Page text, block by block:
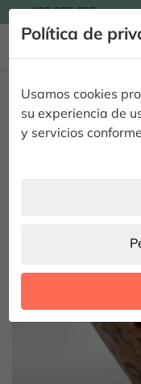
Política de
Usamos cookies
su experiencia de
y servicios
935 955 525
Ram 18